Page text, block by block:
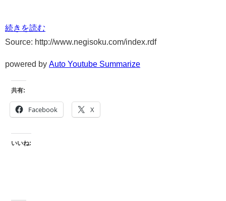
続きを読む
Source: http://www.negisoku.com/index.rdf
powered by Auto Youtube Summarize
共有:
Facebook X
いいね: